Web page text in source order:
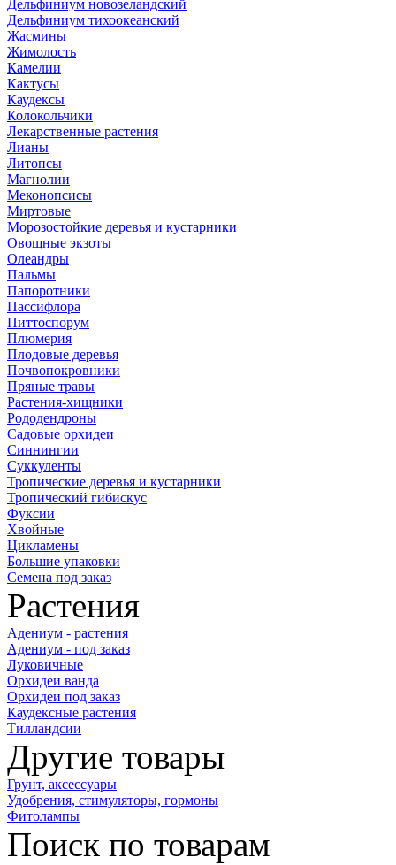
Дельфиниум новозеландский
Дельфиниум тихоокеанский
Жасмины
Жимолость
Камелии
Кактусы
Каудексы
Колокольчики
Лекарственные растения
Лианы
Литопсы
Магнолии
Меконопсисы
Миртовые
Морозостойкие деревья и кустарники
Овощные экзоты
Олеандры
Пальмы
Папоротники
Пассифлора
Питтоспорум
Плюмерия
Плодовые деревья
Почвопокровники
Пряные травы
Растения-хищники
Рододендроны
Садовые орхидеи
Синнингии
Суккуленты
Тропические деревья и кустарники
Тропический гибискус
Фуксии
Хвойные
Цикламены
Большие упаковки
Семена под заказ
Растения
Адениум - растения
Адениум - под заказ
Луковичные
Орхидеи ванда
Орхидеи под заказ
Каудексные растения
Тилландсии
Другие товары
Грунт, аксессуары
Удобрения, стимуляторы, гормоны
Фитолампы
Поиск по товарам